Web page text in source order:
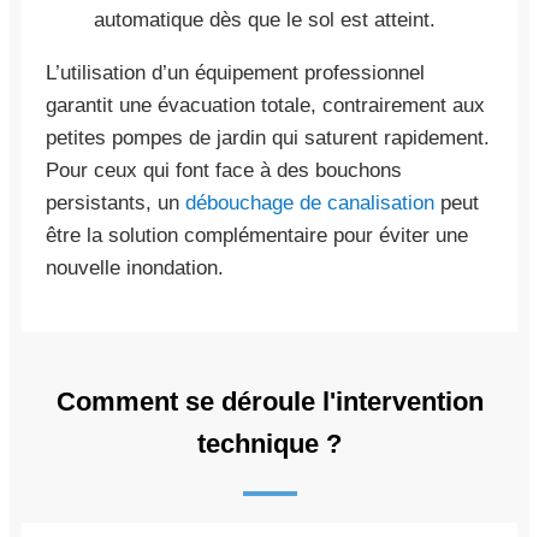
automatique dès que le sol est atteint.
L’utilisation d’un équipement professionnel
garantit une évacuation totale, contrairement aux
petites pompes de jardin qui saturent rapidement.
Pour ceux qui font face à des bouchons
persistants, un débouchage de canalisation peut
être la solution complémentaire pour éviter une
nouvelle inondation.
Comment se déroule l'intervention
technique ?